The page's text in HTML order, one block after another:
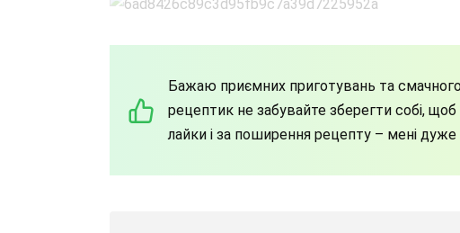
Бажаю приємних приготувань та
рецептик не забувайте зберегти собі,
лайки і за поширення рецепту – мені